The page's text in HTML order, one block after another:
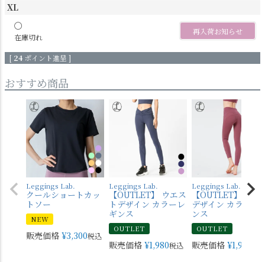
XL
〇
在庫切れ
再入荷お知らせ
[ 24 ポイント進呈 ]
おすすめ商品
Leggings Lab.
クールショートカッ
トソー
NEW
販売価格 ¥3,300税込
Leggings Lab.
【OUTLET】 ウエス
トデザイン カラーレ
ギンス
OUTLET
販売価格 ¥1,980税込
Leggings Lab.
【OUTLET】 バッ
デザイン カラーレ
ンス
OUTLET
販売価格 ¥1,980